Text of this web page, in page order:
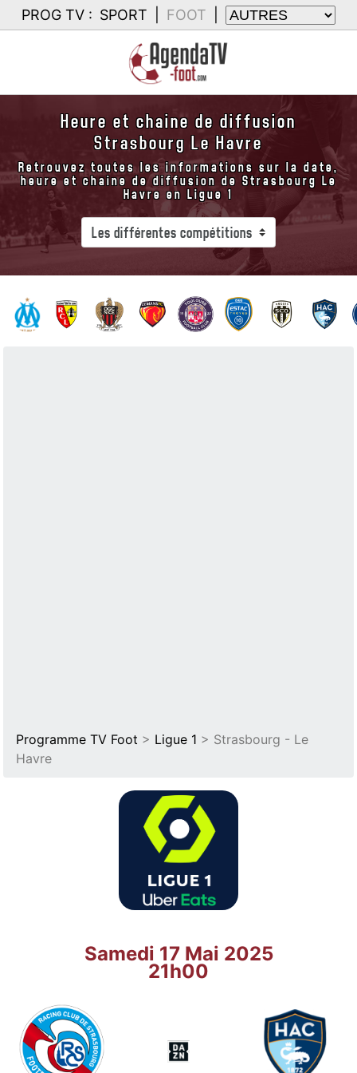
PROG TV : SPORT FOOT
Heure et chaine de diffusion
Strasbourg Le Havre
Retrouvez toutes les informations sur la date,
heure et chaine de diffusion de Strasbourg Le
Havre en Ligue 1
Programme TV Foot > Ligue 1 > Strasbourg - Le
Havre
Samedi 17 Mai 2025
21h00